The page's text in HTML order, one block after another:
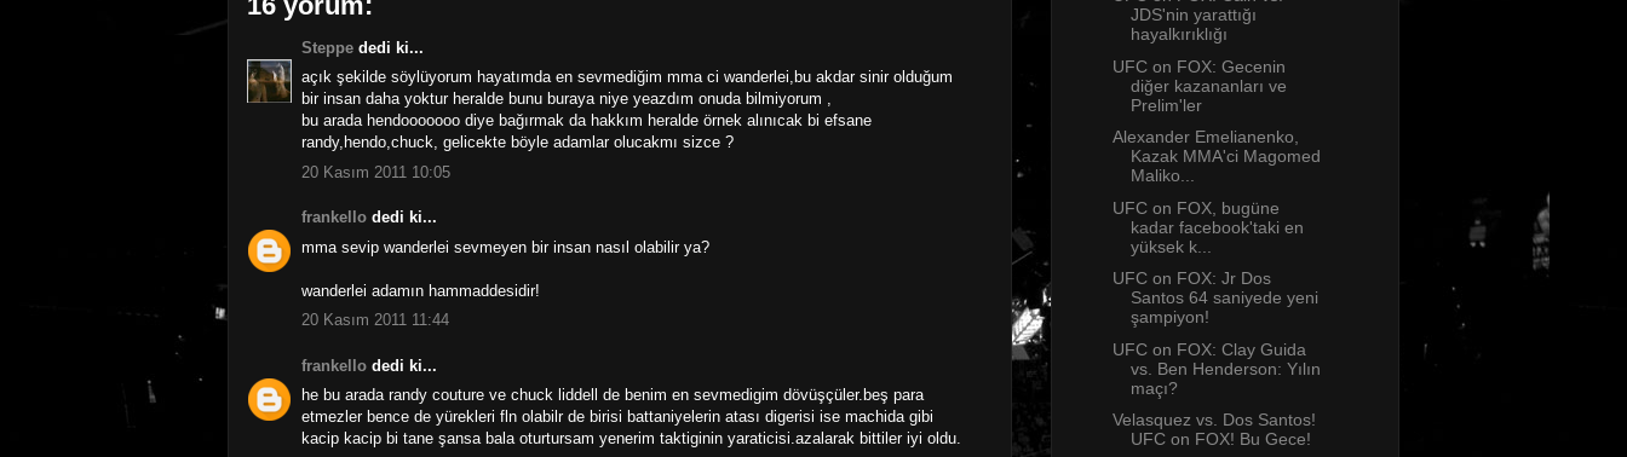
Steppe dedi ki...
açık şekilde söylüyorum hayatımda en sevmediğim mma ci wanderlei,bu akdar sinir olduğum
bir insan daha yoktur heralde bunu buraya niye yeazdım onuda bilmiyorum ,
bu arada hendooooooo diye bağırmak da hakkım heralde örnek alınıcak bi efsane
randy,hendo,chuck, gelicekte böyle adamlar olucakmı sizce ?
20 Kasım 2011 10:05
frankello dedi ki...
mma sevip wanderlei sevmeyen bir insan nasıl olabilir ya?
wanderlei adamın hammaddesidir!
20 Kasım 2011 11:44
frankello dedi ki...
he bu arada randy couture ve chuck liddell de benim en sevmedigim dövüşçüler.beş para
etmezler bence de yürekleri fln olabilr de birisi battaniyelerin atası digerisi ise machida gibi
kacip kacip bi tane şansa bala oturtursam yenerim taktiginin yaraticisi.azalarak bittiler iyi oldu.
JDS'nin yarattığı
hayalkırıklığı
UFC on FOX: Gecenin
diğer kazananları ve
Prelim'ler
Alexander Emelianenko,
Kazak MMA'ci Magomed
Maliko...
UFC on FOX, bugüne
kadar facebook'taki en
yüksek k...
UFC on FOX: Jr Dos
Santos 64 saniyede yeni
şampiyon!
UFC on FOX: Clay Guida
vs. Ben Henderson: Yılın
maçı?
Velasquez vs. Dos Santos!
UFC on FOX! Bu Gece!